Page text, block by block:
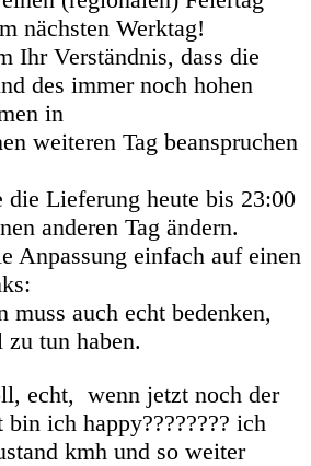
nächsten Werktag!
Ihr Verständnis, dass die
des immer noch hohen
in
weiteren Tag beanspruchen
die Lieferung heute bis 23:00
anderen Tag ändern.
Anpassung einfach auf einen
muss auch echt bedenken,
tun haben.
echt, wenn jetzt noch der
ich happy???????? ich
kmh und so weiter